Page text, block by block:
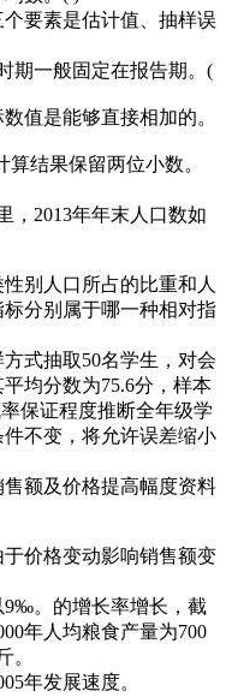
要素是估计值、抽样误
期一般固定在报告期。(
值是能够直接相加的。
结果保留两位小数。
，2013年年末人口数如
别人口所占的比重和人
分别属于哪一种相对指
式抽取50名学生，对会
均分数为75.6分，样本
保证程度推断全年级学
不变，将允许误差缩小
额及价格提高幅度资料
价格变动影响销售额变
9‰。的增长率增长，截
年人均粮食产量为700
。
年发展速度。